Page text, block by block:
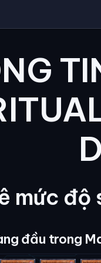
mức độ
đầu trong